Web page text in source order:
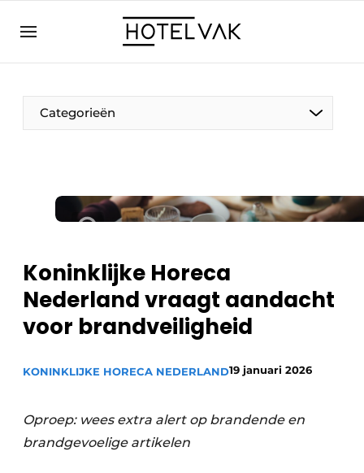
EN
BE
EN
FR
Categorieën
Hoteltech
Personeel & Opleiding
Koninklijke Horeca
Nederland vraagt aandacht
voor brandveiligheid
KONINKLIJKE HORECA NEDERLAND19 januari 2026
Oproep: wees extra alert op brandende en
brandgevoelige artikelen